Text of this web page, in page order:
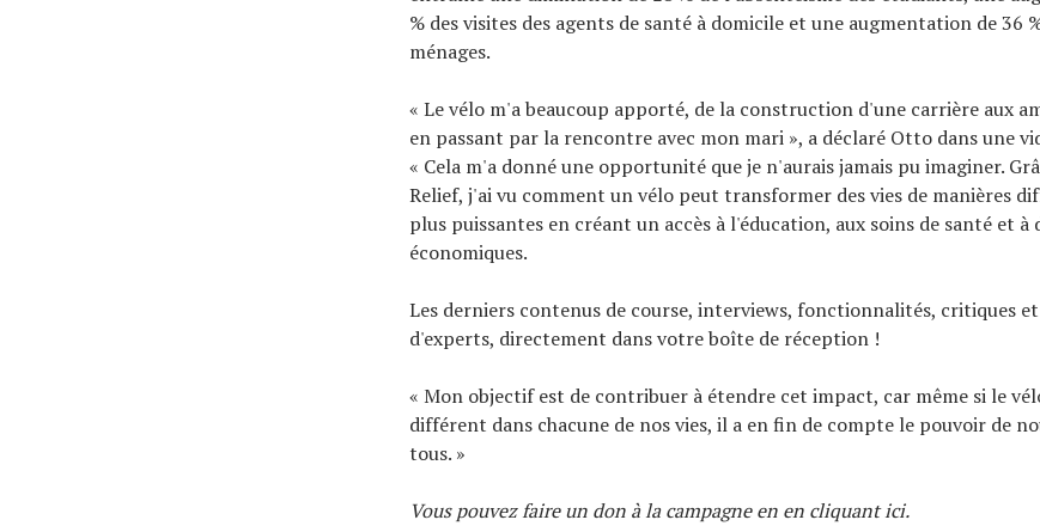
% des visites des agents de santé à domicile et une augmentation de 36
ménages.
« Le vélo m'a beaucoup apporté, de la construction d'une carrière aux
en passant par la rencontre avec mon mari », a déclaré Otto dans une
« Cela m'a donné une opportunité que je n'aurais jamais pu imaginer.
Relief, j'ai vu comment un vélo peut transformer des vies de manières
plus puissantes en créant un accès à l'éducation, aux soins de santé et
économiques.
Les derniers contenus de course, interviews, fonctionnalités, critiques
d'experts, directement dans votre boîte de réception !
« Mon objectif est de contribuer à étendre cet impact, car même si le
différent dans chacune de nos vies, il a en fin de compte le pouvoir de
tous. »
Vous pouvez faire un don à la campagne en en cliquant ici.